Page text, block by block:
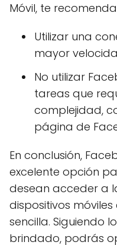
Móvil, te
Utilizar una
mayor
No utilizar
tareas que
complejidad,
página de
En conclusión,
excelente opción
desean acceder a
dispositivos
sencilla. Siguiendo
brindado, podrás